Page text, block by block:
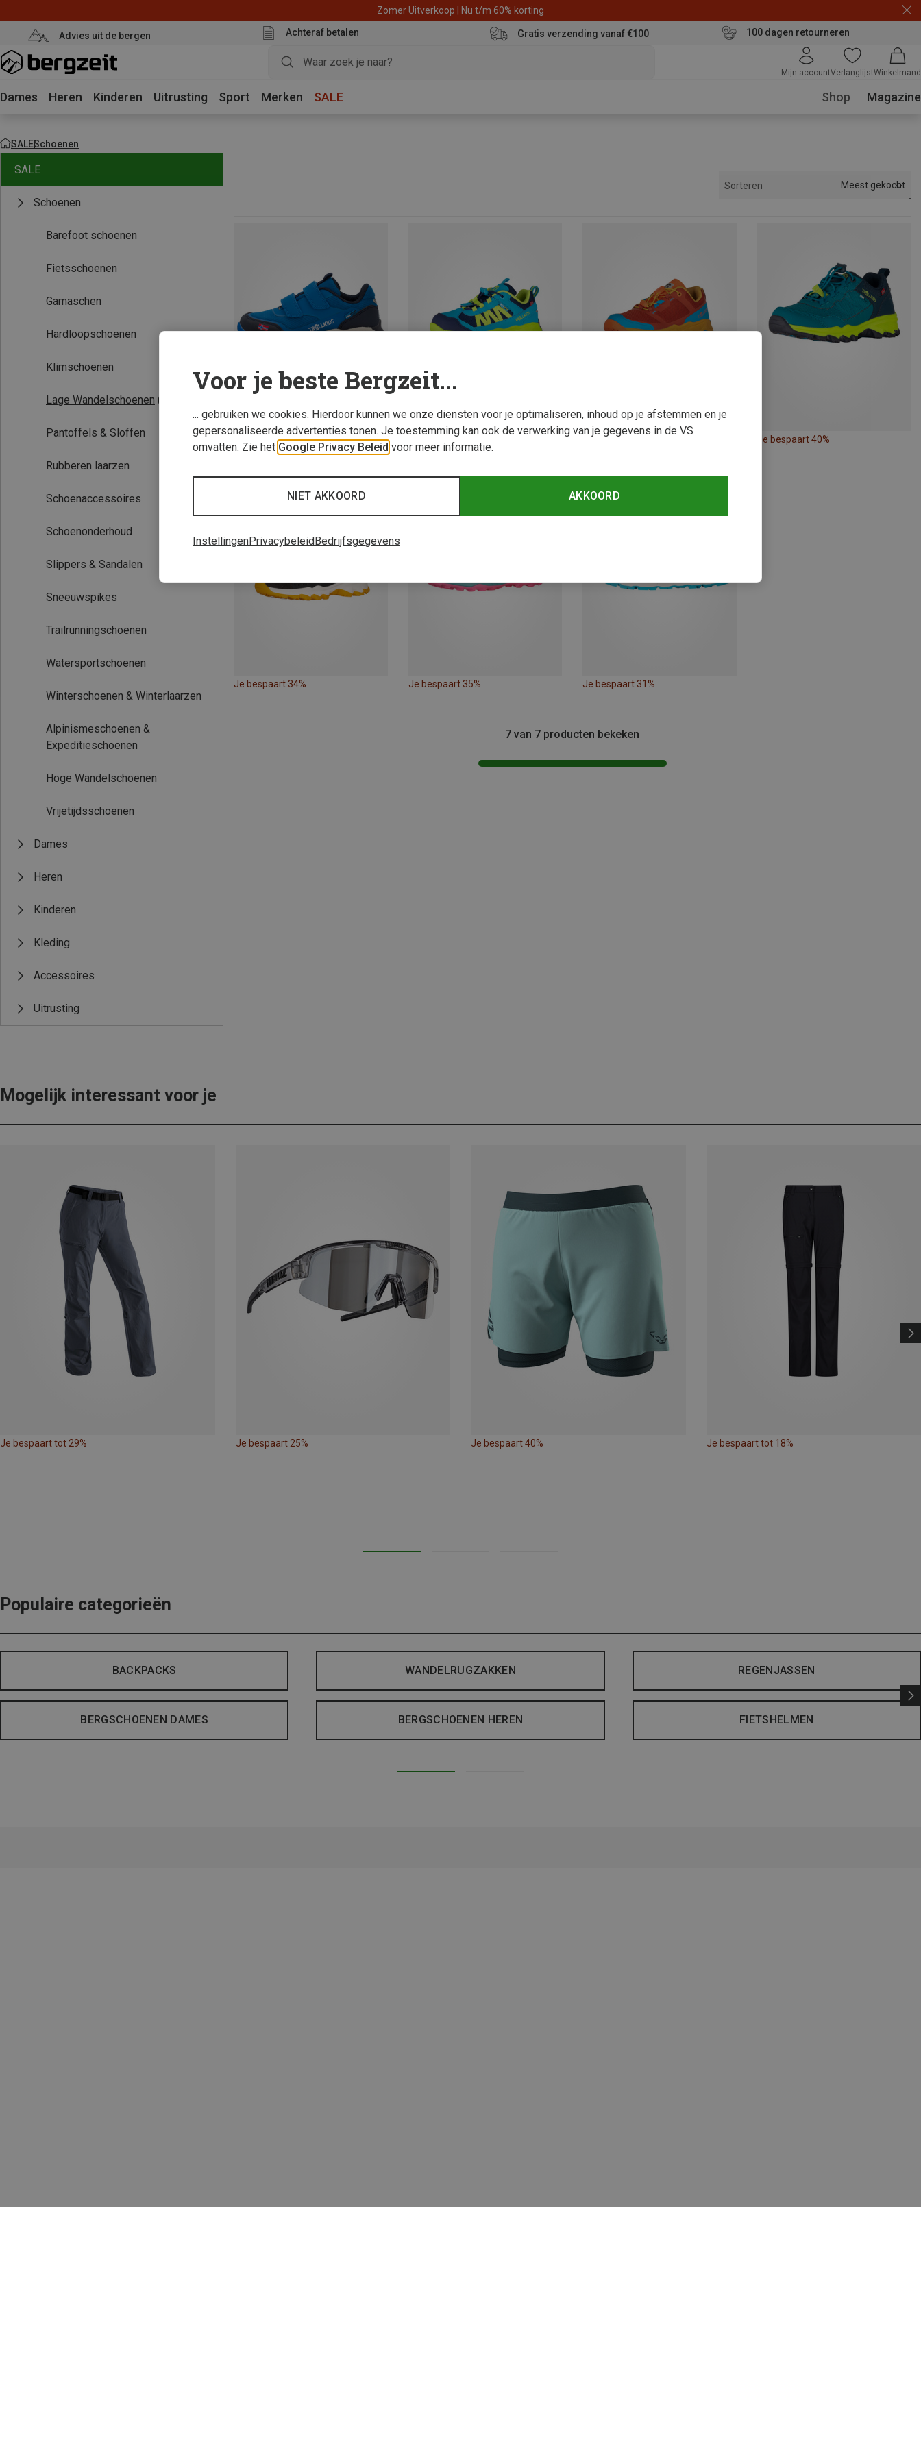
Zomer Uitverkoop | Nu t/m 60% korting
Advies uit de bergen Achteraf betalen Gratis verzending vanaf €100 100 dagen retourneren
Mijn accountVerlanglijstWinkelmand
Dames Heren Kinderen Uitrusting Sport Merken SALE Shop Magazine
SALESchoenen
SALE
Schoenen
Barefoot schoenen
Fietsschoenen
Gamaschen
Hardloopschoenen
Klimschoenen
Lage Wandelschoenen (7)
Pantoffels & Sloffen
Rubberen laarzen
Schoenaccessoires
Schoenonderhoud
Slippers & Sandalen
Sneeuwspikes
Trailrunningschoenen
Watersportschoenen
Winterschoenen & Winterlaarzen
Alpinismeschoenen &
Expeditieschoenen
Hoge Wandelschoenen
Vrijetijdsschoenen
Dames
Heren
Kinderen
Kleding
Accessoires
Uitrusting
Sorteren Meest gekocht
Je bespaart 36% Je bespaart tot 35% Je bespaart 40% Je bespaart 40%
Je bespaart 34% Je bespaart 35% Je bespaart 31%
7 van 7 producten bekeken
Mogelijk interessant voor je
Je bespaart tot 29% Je bespaart 25% Je bespaart 40% Je bespaart tot 18%
Populaire categorieën
BACKPACKS WANDELRUGZAKKEN REGENJASSEN
BERGSCHOENEN DAMES BERGSCHOENEN HEREN FIETSHELMEN
Voor je beste Bergzeit...
... gebruiken we cookies. Hierdoor kunnen we onze diensten voor je optimaliseren, inhoud op je afstemmen en je
gepersonaliseerde advertenties tonen. Je toestemming kan ook de verwerking van je gegevens in de VS
omvatten. Zie het Google Privacy Beleid voor meer informatie.
AKKOORD
NIET AKKOORD
InstellingenPrivacybeleidBedrijfsgegevens